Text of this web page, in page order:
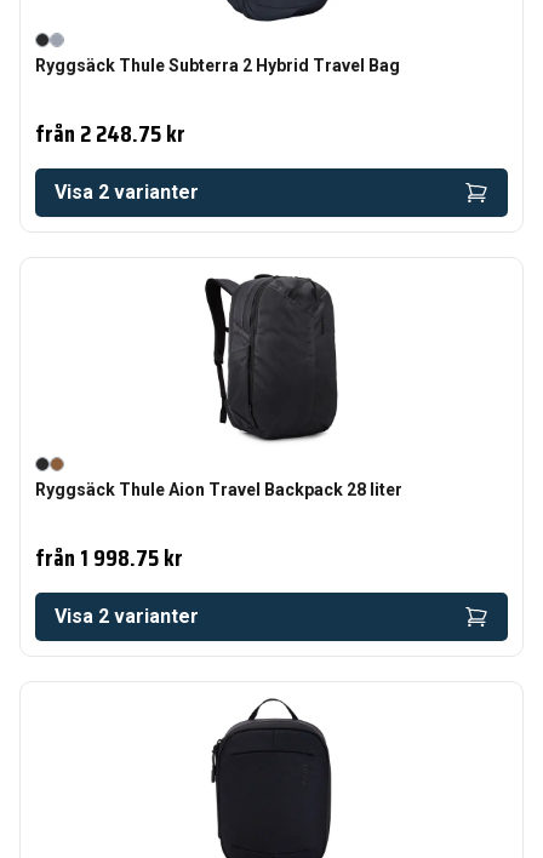
Ryggsäck Thule Subterra 2 Hybrid Travel Bag
från2 248.75 kr
Visa 2 varianter
Ryggsäck Thule Aion Travel Backpack 28 liter
från1 998.75 kr
Visa 2 varianter